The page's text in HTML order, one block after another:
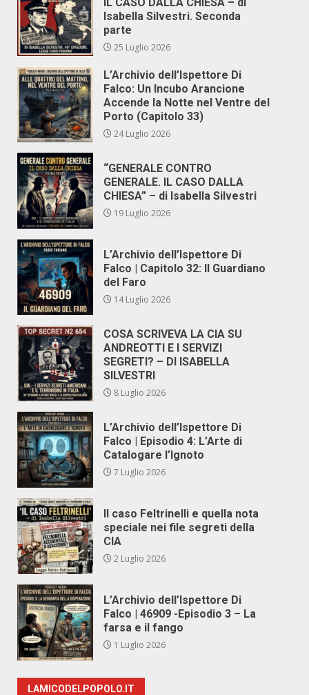
Isabella Silvestri. Seconda
parte
25 Luglio 2026
L’Archivio dell’Ispettore Di
Falco: Un Incubo Arancione
Accende la Notte nel Ventre del
Porto (Capitolo 33)
24 Luglio 2026
“GENERALE CONTRO
GENERALE. IL CASO DALLA
CHIESA” – di Isabella Silvestri
19 Luglio 2026
L’Archivio dell’Ispettore Di
Falco | Capitolo 32: Il Guardiano
del Faro
14 Luglio 2026
COSA SCRIVEVA LA CIA SU
ANDREOTTI E I SERVIZI
SEGRETI? – DI ISABELLA
SILVESTRI
8 Luglio 2026
L’Archivio dell’Ispettore Di
Falco | Episodio 4: L’Arte di
Catalogare l’Ignoto
7 Luglio 2026
Il caso Feltrinelli e quella nota
speciale nei file segreti della
CIA
2 Luglio 2026
L’Archivio dell’Ispettore Di
Falco | 46909 -Episodio 3 – La
farsa e il fango
1 Luglio 2026
LAMICODELPOPOLO.IT